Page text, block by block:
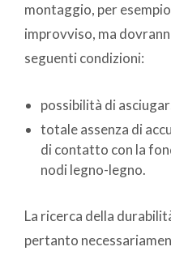
montaggio, per
improvviso, ma
seguenti condizioni:
possibilità di
totale assenza di
di contatto con la
nodi legno-legno.
La ricerca della
pertanto